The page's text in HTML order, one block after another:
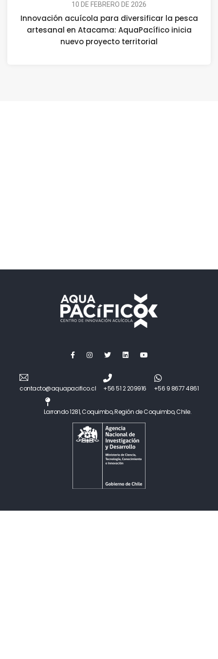
10 DE FEBRERO DE 2026
Innovación acuícola para diversificar la pesca
artesanal en Atacama: AquaPacífico inicia
nuevo proyecto territorial
contacto@aquapacifico.cl +56 51 2 209916 +56 9 8677 4861
Larrondo 1281, Coquimbo, Región de Coquimbo, Chile.